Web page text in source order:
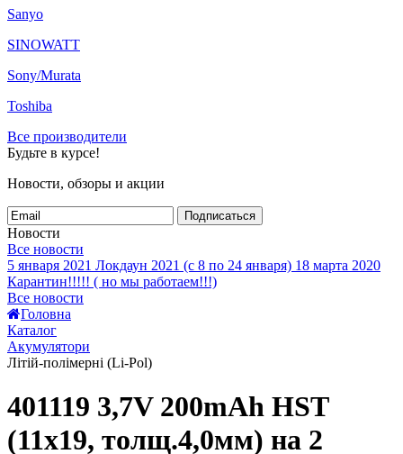
Sanyo
SINOWATT
Sony/Murata
Toshiba
Все производители
Будьте в курсе!
Новости, обзоры и акции
Подписаться
Новости
Все новости
5 января 2021 Локдаун 2021 (с 8 по 24 января) 18 марта 2020
Карантин!!!!! ( но мы работаем!!!)
Все новости
Головна
Каталог
Акумулятори
Літій-полімерні (Li-Pol)
401119 3,7V 200mAh HST
(11x19, толщ.4,0мм) на 2